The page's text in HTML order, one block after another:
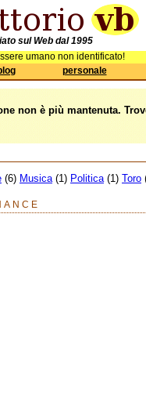
sul Web dal 1995
umano non identificato!
personale
non è più mantenuta.
(6) Musica(1) Politica(1) Toro